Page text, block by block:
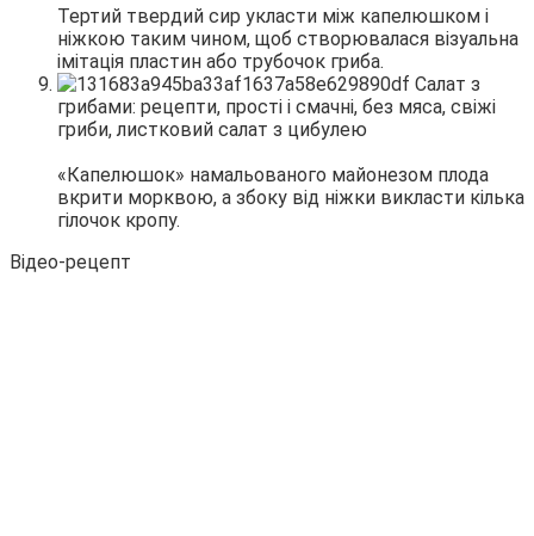
Тертий твердий сир укласти між капелюшком і
ніжкою таким чином, щоб створювалася візуальна
імітація пластин або трубочок гриба.
«Капелюшок» намальованого майонезом плода
вкрити морквою, а збоку від ніжки викласти кілька
гілочок кропу.
Відео-рецепт